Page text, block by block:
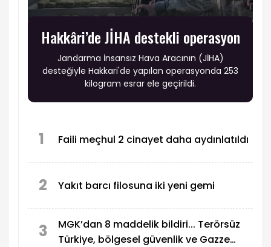
Hakkâri’de JİHA destekli operasyon
Jandarma İnsansız Hava Aracının (JİHA)
desteğiyle Hakkari'de yapılan operasyonda 253
kilogram esrar ele geçirildi.
1 Faili meçhul 2 cinayet daha aydınlatıldı
2 Yakıt barcı filosuna iki yeni gemi
3
MGK’dan 8 maddelik bildiri... Terörsüz
Türkiye, bölgesel güvenlik ve Gazze